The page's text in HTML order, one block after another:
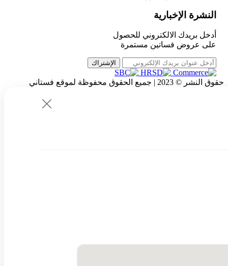
النشرة الإخبارية
أدخل بريدك الالكتروني للحصول
على عروض فساتين مستمرة
الإشتراك
حقوق النشر © 2023 | جميع الحقوق محفوظة لموقع فستاني